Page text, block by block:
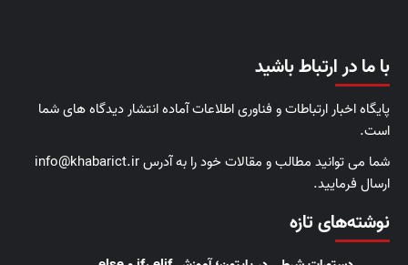
با ما در ارتباط باشید
پایگاه اخبار ارتباطات و فناوری اطلاعات آماده انتشار دیدگاه های شما
است.
شما می توانید مطالب و مقالات خود را به آدرس info@khabarict.ir
ارسال فرمایید.
نوشته‌های تازه